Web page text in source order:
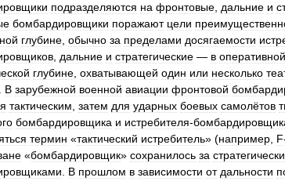
подразделяются на фронтовые дальние и
бомбардировщики поражают цели
глубине обычно за пределами досягаемости
дальние и стратегические — в оперативной
глубине охватывающей один или несколько
В зарубежной военной авиации фронтовой
тактическим затем для ударных боевых самолётов
бомбардировщика и истребителя-
термин «тактический истребитель» (например F
«бомбардировщик» сохранилось за
В прошлом в зависимости от дальности